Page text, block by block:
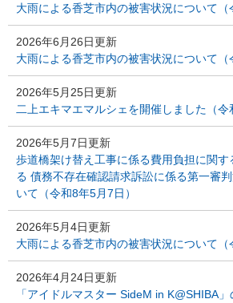
大雨による香芝市内の被害状況について（
2026年6月26日更新
大雨による香芝市内の被害状況について（
2026年5月25日更新
二上エキマエマルシェを開催しました（令
2026年5月7日更新
歩道橋架け替え工事に係る費用負担に関す
る 債務不存在確認請求訴訟に係る第一審
いて（令和8年5月7日）
2026年5月4日更新
大雨による香芝市内の被害状況について（
2026年4月24日更新
「アイドルマスター SideM in K@SHIBA